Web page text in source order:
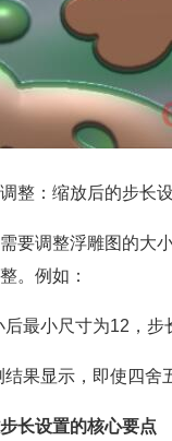
整：缩放后的步长
要调整浮雕图的大
。例如：
后最小尺寸为12，步
结果显示，即使四舍
长设置的核心要点